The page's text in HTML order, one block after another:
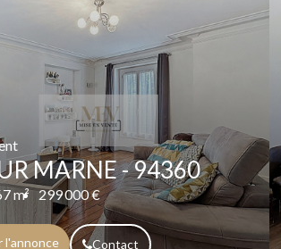
MARNE - 94360
m² 299 000 €
l'annonce Contact